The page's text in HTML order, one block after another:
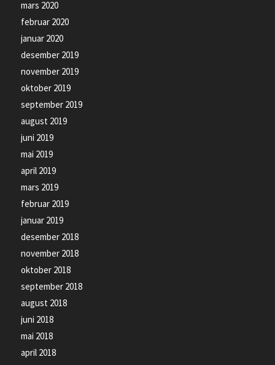
mars 2020
februar 2020
januar 2020
desember 2019
november 2019
oktober 2019
september 2019
august 2019
juni 2019
mai 2019
april 2019
mars 2019
februar 2019
januar 2019
desember 2018
november 2018
oktober 2018
september 2018
august 2018
juni 2018
mai 2018
april 2018